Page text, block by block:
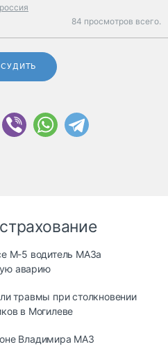
россия
84 просмотров всего.
М-5 водитель МАЗа
аварию
травмы при столкновении
в Могилеве
Владимира МАЗ